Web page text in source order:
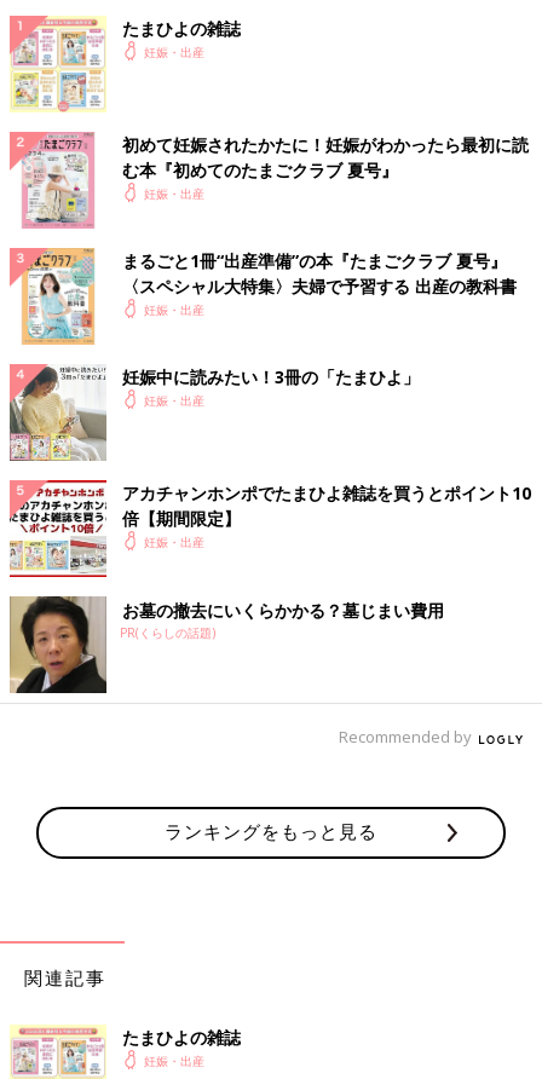
たまひよの雑誌
妊娠・出産
初めて妊娠されたかたに！妊娠がわかったら最初に読
む本『初めてのたまごクラブ 夏号』
妊娠・出産
まるごと1冊“出産準備”の本『たまごクラブ 夏号』
〈スペシャル大特集〉夫婦で予習する 出産の教科書
妊娠・出産
妊娠中に読みたい！3冊の「たまひよ」
妊娠・出産
アカチャンホンポでたまひよ雑誌を買うとポイント10
倍【期間限定】
妊娠・出産
お墓の撤去にいくらかかる？墓じまい費用
PR(くらしの話題)
Recommended by
ランキングをもっと見る
関連記事
たまひよの雑誌
妊娠・出産